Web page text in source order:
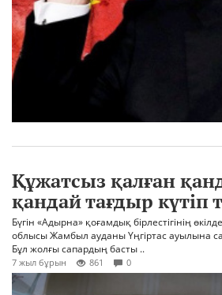
Құжатсыз қалған
қандай тағдыр күтіп
Бүгін «Адырна» қоғамдық бірлестігінің
облысы Жамбыл ауданы Үңгіртас ауылына
Бұл жолғы сапардың басты ..
7 жыл бұрын 861 0